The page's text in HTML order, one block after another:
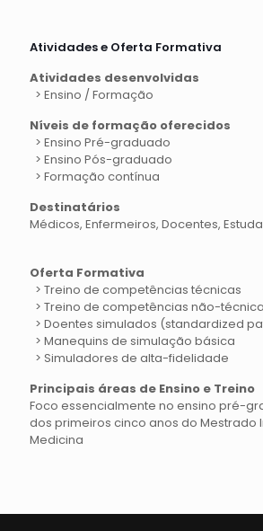
Atividades e Oferta Formativa
Atividades desenvolvidas
> Ensino / Formação
Níveis de formação oferecidos
> Ensino Pré-graduado
> Ensino Pós-graduado
> Formação contínua
Destinatários
Médicos, Enfermeiros, Docentes,
Oferta Formativa
> Treino de competências técnicas
> Treino de competências não-
> Doentes simulados (standardized
> Manequins de simulação básica
> Simuladores de alta-fidelidade
Principais áreas de Ensino e Treino
Foco essencialmente no ensino pré-
dos primeiros cinco anos do Mestrado
Medicina